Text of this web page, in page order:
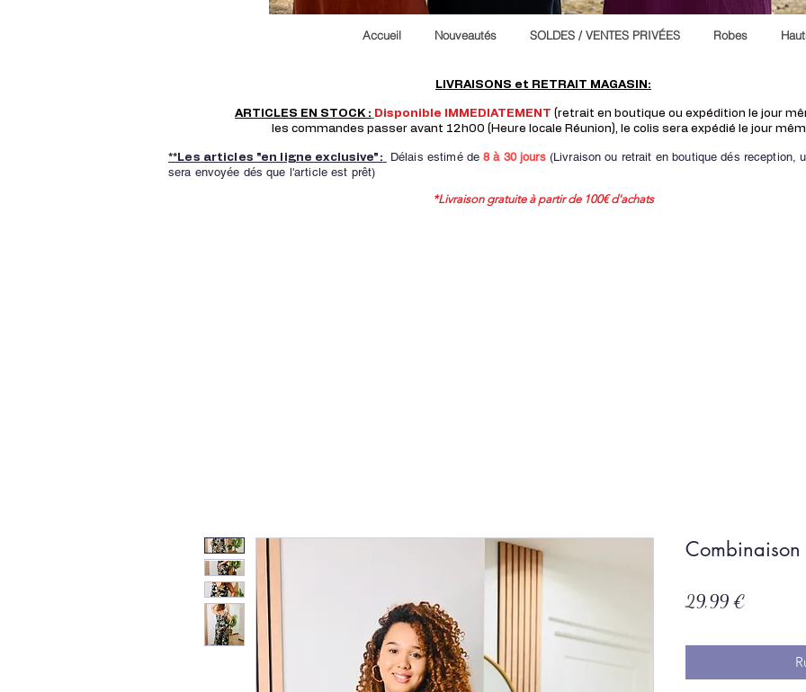
Accueil Nouveautés SOLDES / VENTES PRIVÉES Robes
LIVRAISONS et RETRAIT MAGASIN:
ARTICLES EN STOCK : Disponible IMMEDIATEMENT (retrait en boutique ou expédition le jour
les commandes passer avant 12h00 (Heure locale Réunion), le colis sera expédié le jour
**Les articles "en ligne exclusive": Délais estimé de8 à 30 jours(Livraison ou retrait en boutique dés reception,
sera envoyée dés que l'article est prêt)
*Livraison gratuite à partir de 100€ d'achats
Combinaison
29,99 €